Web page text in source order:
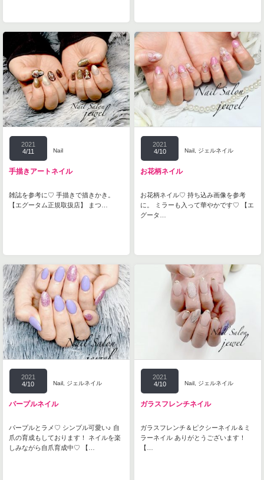
2021
4/11
Nail
手描きアートネイル
雑誌を参考に♡ 手描きで描きかき。
【エグータム正規取扱店】 まつ…
2021
4/10
Nail ジェルネイル
お花柄ネイル
お花柄ネイル♡ 持ち込み画像を参考
に。 ミラーも入って華やかです♡ 【エ
グータ…
2021
4/10
Nail ジェルネイル
パープルネイル
パープルとラメ♡ シンプル可愛い♪ 自
爪の育成もしております！ ネイルを楽
しみながら自爪育成中♡ 【…
2021
4/10
Nail ジェルネイル
ガラスフレンチネイル
ガラスフレンチ＆ピクシーネイル＆ミ
ラーネイル ありがとうございます！
【…